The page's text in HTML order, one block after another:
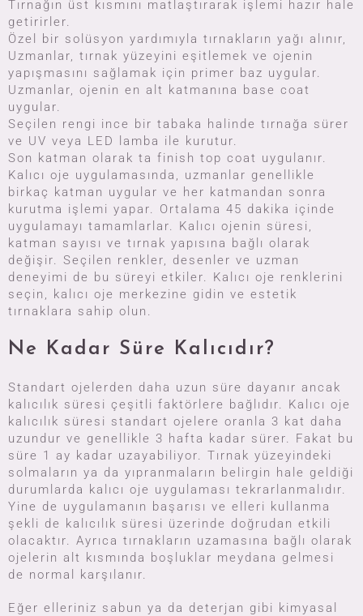
Tırnağın üst kısmını matlaştırarak işlemi hazır hale
getirirler.
Özel bir solüsyon yardımıyla tırnakların yağı alınır,
Uzmanlar, tırnak yüzeyini eşitlemek ve ojenin
yapışmasını sağlamak için primer baz uygular.
Uzmanlar, ojenin en alt katmanına base coat
uygular.
Seçilen rengi ince bir tabaka halinde tırnağa sürer
ve UV veya LED lamba ile kurutur.
Son katman olarak ta finish top coat uygulanır.
Kalıcı oje uygulamasında, uzmanlar genellikle
birkaç katman uygular ve her katmandan sonra
kurutma işlemi yapar. Ortalama 45 dakika içinde
uygulamayı tamamlarlar. Kalıcı ojenin süresi,
katman sayısı ve tırnak yapısına bağlı olarak
değişir. Seçilen renkler, desenler ve uzman
deneyimi de bu süreyi etkiler. Kalıcı oje renklerini
seçin, kalıcı oje merkezine gidin ve estetik
tırnaklara sahip olun.
Ne Kadar Süre Kalıcıdır?
Standart ojelerden daha uzun süre dayanır ancak
kalıcılık süresi çeşitli faktörlere bağlıdır. Kalıcı oje
kalıcılık süresi standart ojelere oranla 3 kat daha
uzundur ve genellikle 3 hafta kadar sürer. Fakat bu
süre 1 ay kadar uzayabiliyor. Tırnak yüzeyindeki
solmaların ya da yıpranmaların belirgin hale geldiği
durumlarda kalıcı oje uygulaması tekrarlanmalıdır.
Yine de uygulamanın başarısı ve elleri kullanma
şekli de kalıcılık süresi üzerinde doğrudan etkili
olacaktır. Ayrıca tırnakların uzamasına bağlı olarak
ojelerin alt kısmında boşluklar meydana gelmesi
de normal karşılanır.
Eğer elleriniz sabun ya da deterjan gibi kimyasal